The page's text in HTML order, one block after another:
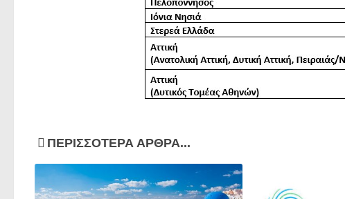
ΠΕΡΙΣΣΌΤΕΡΑ ΆΡΘΡΑ...